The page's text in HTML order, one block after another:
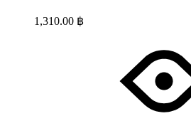
1,310.00 ฿